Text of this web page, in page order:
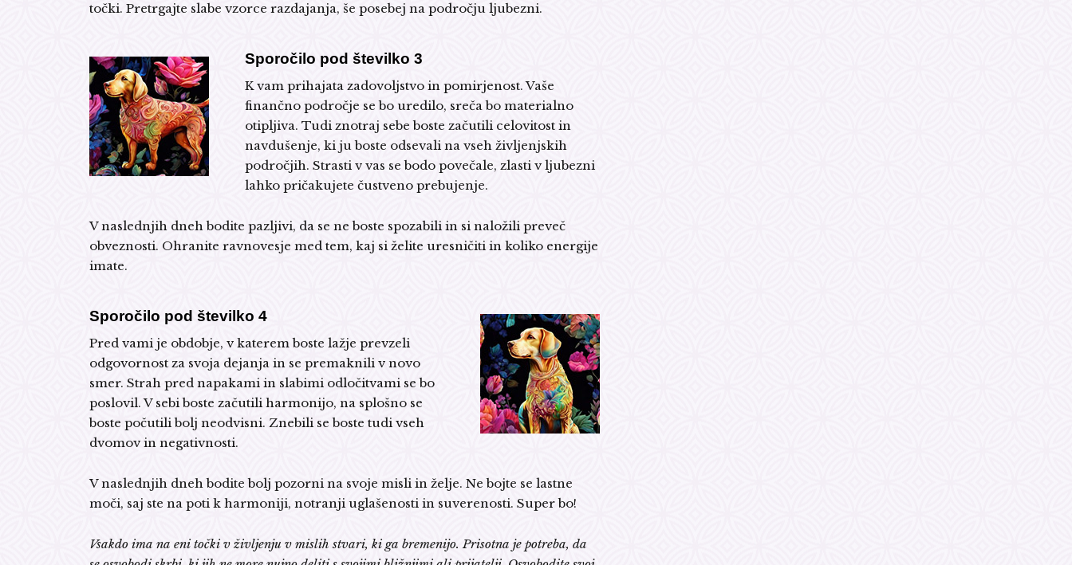
točki. Pretrgajte slabe vzorce razdajanja, še posebej na področju ljubezni.
Sporočilo pod številko 3
K vam prihajata zadovoljstvo in pomirjenost. Vaše
finančno področje se bo uredilo, sreča bo materialno
otipljiva. Tudi znotraj sebe boste začutili celovitost in
navdušenje, ki ju boste odsevali na vseh življenjskih
področjih. Strasti v vas se bodo povečale, zlasti v ljubezni
lahko pričakujete čustveno prebujenje.
V naslednjih dneh bodite pazljivi, da se ne boste spozabili in si naložili preveč
obveznosti. Ohranite ravnovesje med tem, kaj si želite uresničiti in koliko energije
imate.
Sporočilo pod številko 4
Pred vami je obdobje, v katerem boste lažje prevzeli
odgovornost za svoja dejanja in se premaknili v novo
smer. Strah pred napakami in slabimi odločitvami se bo
poslovil. V sebi boste začutili harmonijo, na splošno se
boste počutili bolj neodvisni. Znebili se boste tudi vseh
dvomov in negativnosti.
V naslednjih dneh bodite bolj pozorni na svoje misli in želje. Ne bojte se lastne
moči, saj ste na poti k harmoniji, notranji uglašenosti in suverenosti. Super bo!
Vsakdo ima na eni točki v življenju v mislih stvari, ki ga bremenijo. Prisotna je potreba, da